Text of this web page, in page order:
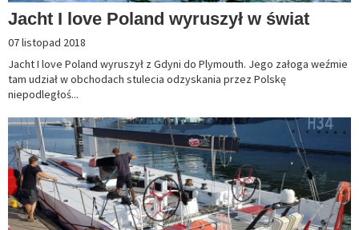
Jacht I love Poland wyruszył w świat
07 listopad 2018
Jacht I love Poland wyruszył z Gdyni do Plymouth. Jego załoga weźmie
tam udział w obchodach stulecia odzyskania przez Polskę
niepodległoś...